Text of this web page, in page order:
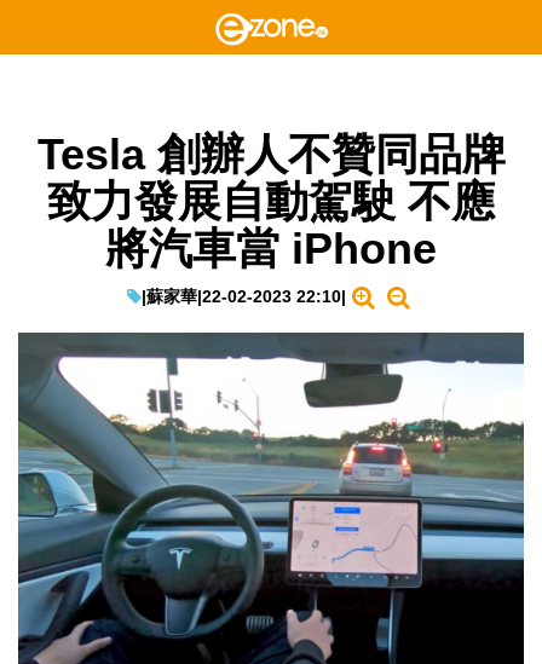
Tesla 創辦人不贊同品牌
致力發展自動駕駛 不應
將汽車當 iPhone
|蘇家華|22-02-2023 22:10|